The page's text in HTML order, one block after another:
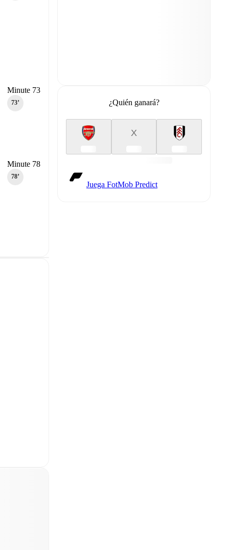
Minute 73
73‎’‎
Minute 78
78‎’‎
¿Quién ganará?
X
Juega FotMob Predict